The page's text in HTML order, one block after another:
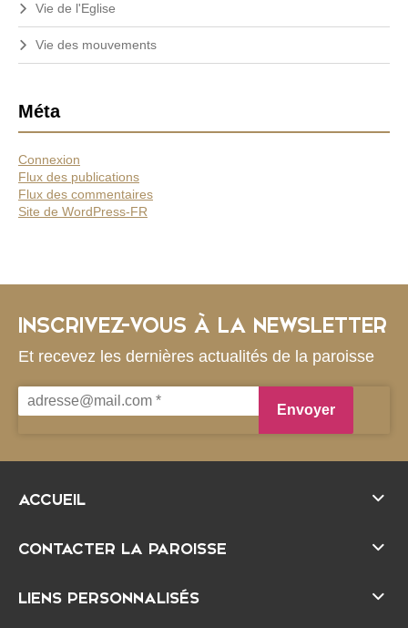
Vie de l'Eglise
Vie des mouvements
Méta
Connexion
Flux des publications
Flux des commentaires
Site de WordPress-FR
INSCRIVEZ-VOUS À LA NEWSLETTER
Et recevez les dernières actualités de la paroisse
ACCUEIL
CONTACTER LA PAROISSE
LIENS PERSONNALISÉS